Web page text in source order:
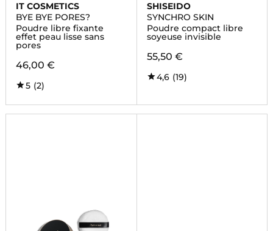
IT COSMETICS
BYE BYE PORES?
Poudre libre fixante
effet peau lisse sans
pores
46,00 €
5 (2)
SHISEIDO
SYNCHRO SKIN
Poudre compact libre
soyeuse invisible
55,50 €
4,6 (19)